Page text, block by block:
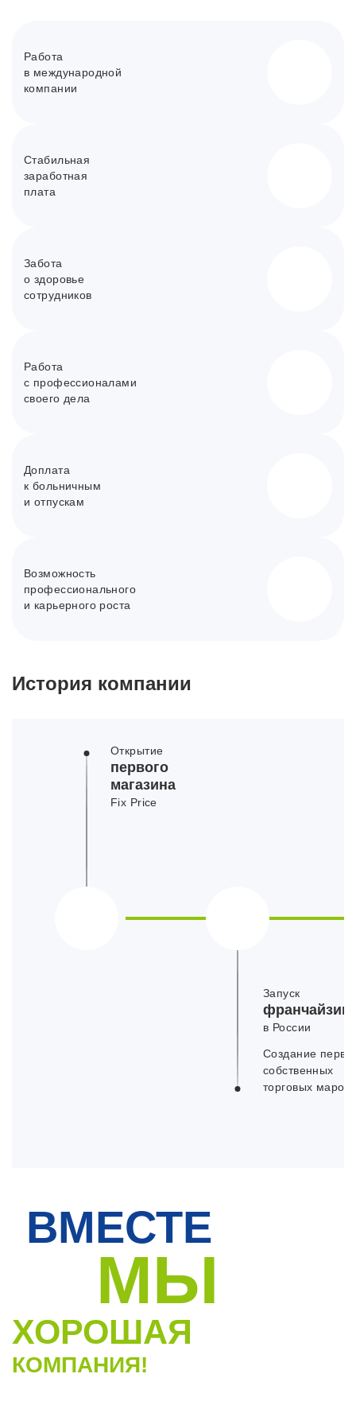
Работа
в международной
компании
Стабильная
заработная
плата
Забота
о здоровье
сотрудников
Работа
с профессионалами
своего дела
Доплата
к больничным
и отпускам
Возможность
профессионального
и карьерного роста
История компании
Открытие
первого
магазина
Fix Price
Запуск
в России
Создание
собственных
торговых марок
ВМЕСТЕ
МЫ
ХОРОШАЯ
КОМПАНИЯ!